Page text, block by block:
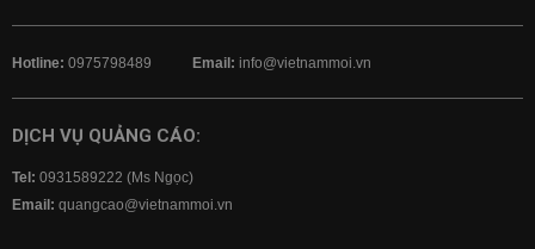
Hotline: 0975798489 Email: info@vietnammoi.vn
DỊCH VỤ QUẢNG CÁO:
Tel: 0931589222 (Ms Ngọc)
Email: quangcao@vietnammoi.vn